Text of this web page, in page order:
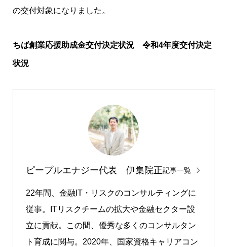
の交付対象になりました。
ちば創業応援助成金交付決定状況 令和4年度交付決定
状況
ピープルエナジー代表 伊集院正記事一覧
22年間、⾦融IT・リスクのコンサルティングに
従事。ITリスクチームの拡大や金融セクター設
立に貢献。この間、優秀な多くのコンサルタン
ト育成に関与。2020年、国家資格キャリアコン